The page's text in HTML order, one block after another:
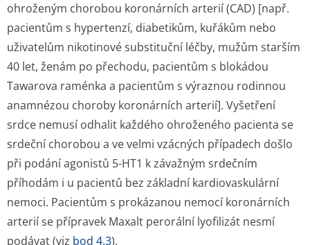
ohroženým chorobou koronárních arterií (CAD) [např.
pacientům s hypertenzí, diabetikům, kuřákům nebo
uživatelům nikotinové substituční léčby, mužům starším
40 let, ženám po přechodu, pacientům s blokádou
Tawarova raménka a pacientům s výraznou rodinnou
anamnézou choroby koronárních arterií]. Vyšetření
srdce nemusí odhalit každého ohroženého pacienta se
srdeční chorobou a ve velmi vzácných případech došlo
při podání agonistů 5-HT1 k závažným srdečním
příhodám i u pacientů bez základní kardiovaskulární
nemoci. Pacientům s prokázanou nemocí koronárních
arterií se přípravek Maxalt perorální lyofilizát nesmí
podávat (viz bod 4.3).